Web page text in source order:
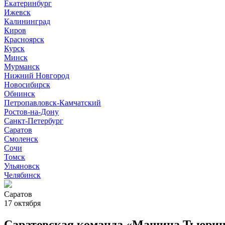
Екатеринбург
Ижевск
Калининград
Киров
Красноярск
Курск
Минск
Мурманск
Нижний Новгород
Новосибирск
Обнинск
Петропавловск-Камчатский
Ростов-на-Дону
Санкт-Петербург
Саратов
Смоленск
Сочи
Томск
Ульяновск
Челябинск
Саратов
17 октября